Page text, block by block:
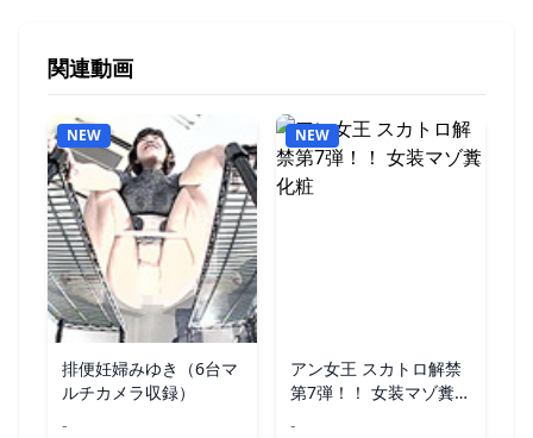
関連動画
NEW
排便妊婦みゆき（6台マ
ルチカメラ収録）
-
NEW
アン女王 スカトロ解禁
第7弾！！ 女装マゾ糞化
-